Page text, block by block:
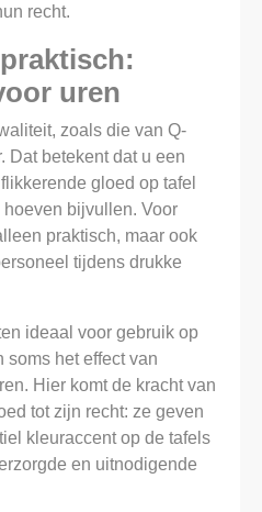
recht.
uren
zoals die van Q-
Dat betekent dat u een
gloed op tafel
hoeven bijvullen. Voor
praktisch, maar ook
tijdens drukke
ideaal voor gebruik op
soms het effect van
Hier komt de kracht van
tot zijn recht: ze geven
kleuraccent op de tafels
en uitnodigende